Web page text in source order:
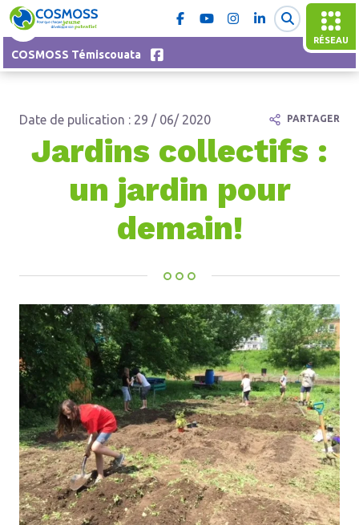
RÉSEAU
COSMOSS Témiscouata
Date de pulication : 29 / 06/ 2020
Jardins collectifs :
un jardin pour
demain!
PARTAGER